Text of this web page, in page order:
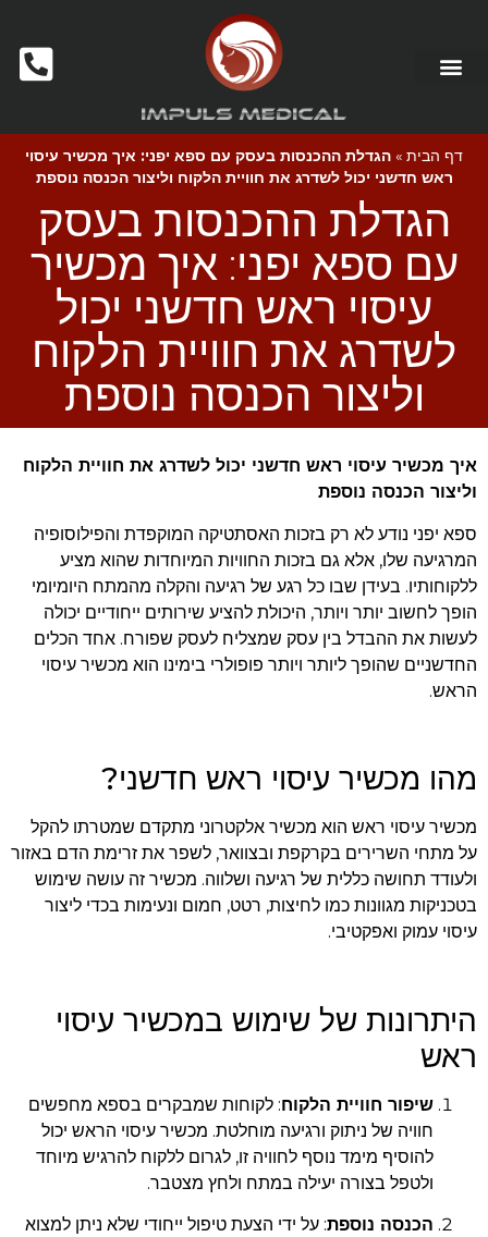
דף הבית » הגדלת ההכנסות בעסק עם ספא יפני: איך מכשיר עיסוי
ראש חדשני יכול לשדרג את חוויית הלקוח וליצור הכנסה נוספת
הגדלת ההכנסות בעסק
עם ספא יפני: איך מכשיר
עיסוי ראש חדשני יכול
לשדרג את חוויית הלקוח
וליצור הכנסה נוספת
איך מכשיר עיסוי ראש חדשני יכול לשדרג את חוויית הלקוח
וליצור הכנסה נוספת
ספא יפני נודע לא רק בזכות האסתטיקה המוקפדת והפילוסופיה
המרגיעה שלו, אלא גם בזכות החוויות המיוחדות שהוא מציע
ללקוחותיו. בעידן שבו כל רגע של רגיעה והקלה מהמתח היומיומי
הופך לחשוב יותר ויותר, היכולת להציע שירותים ייחודיים יכולה
לעשות את ההבדל בין עסק שמצליח לעסק שפורח. אחד הכלים
החדשניים שהופך ליותר ויותר פופולרי בימינו הוא מכשיר עיסוי
הראש.
מהו מכשיר עיסוי ראש חדשני?
מכשיר עיסוי ראש הוא מכשיר אלקטרוני מתקדם שמטרתו להקל
על מתחי השרירים בקרקפת ובצוואר, לשפר את זרימת הדם באזור
ולעודד תחושה כללית של רגיעה ושלווה. מכשיר זה עושה שימוש
בטכניקות מגוונות כמו לחיצות, רטט, חמום ונעימות בכדי ליצור
עיסוי עמוק ואפקטיבי.
היתרונות של שימוש במכשיר עיסוי
ראש
שיפור חוויית הלקוח: לקוחות שמבקרים בספא מחפשים
חוויה של ניתוק ורגיעה מוחלטת. מכשיר עיסוי הראש יכול
להוסיף מימד נוסף לחוויה זו, לגרום ללקוח להרגיש מיוחד
ולטפל בצורה יעילה במתח ולחץ מצטבר.
הכנסה נוספת: על ידי הצעת טיפול ייחודי שלא ניתן למצוא